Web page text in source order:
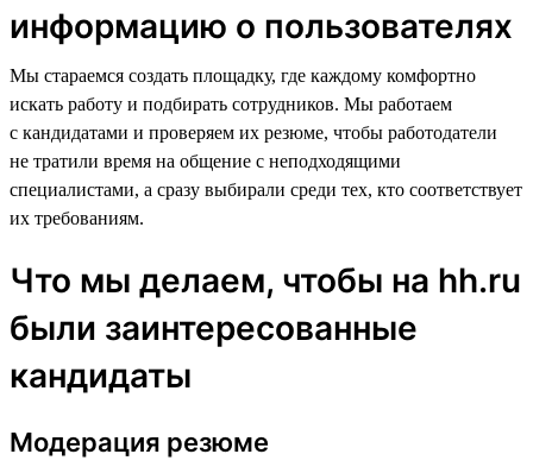
информацию о пользователях
Мы стараемся создать площадку, где каждому комфортно
искать работу и подбирать сотрудников. Мы работаем
с кандидатами и проверяем их резюме, чтобы работодатели
не тратили время на общение с неподходящими
специалистами, а сразу выбирали среди тех, кто соответствует
их требованиям.
Что мы делаем, чтобы на hh.ru
были заинтересованные
кандидаты
Модерация резюме